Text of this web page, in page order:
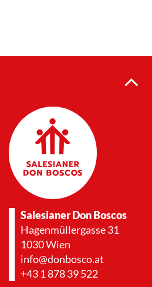
Salesianer Don Boscos
Hagenmüllergasse 31
1030 Wien
info@donbosco.at
+43 1 878 39 522